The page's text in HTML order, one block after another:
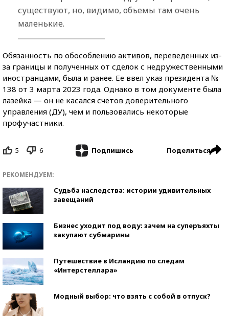
существуют, но, видимо, объемы там очень
маленькие.
Обязанность по обособлению активов, переведенных из-
за границы и полученных от сделок с недружественными
иностранцами, была и ранее. Ее ввел указ президента №
138 от 3 марта 2023 года. Однако в том документе была
лазейка — он не касался счетов доверительного
управления (ДУ), чем и пользовались некоторые
профучастники.
5 6 Подпишись Поделиться
РЕКОМЕНДУЕМ:
Судьба наследства: истории удивительных
завещаний
Бизнес уходит под воду: зачем на суперъяхты
закупают субмарины
Путешествие в Исландию по следам
«Интерстеллара»
Модный выбор: что взять с собой в отпуск?